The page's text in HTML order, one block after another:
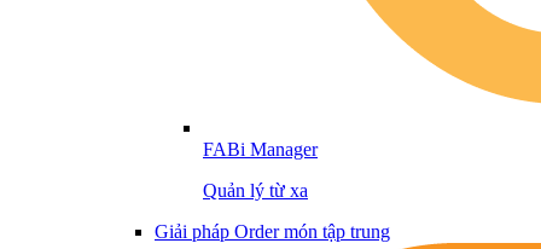
FABi Manager
Quản lý từ xa
Giải pháp Order món tập trung